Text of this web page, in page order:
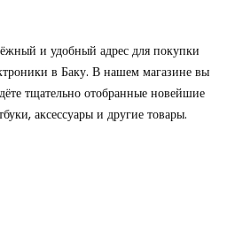
и удобный адрес для покупки
в Баку. В нашем магазине вы
тщательно отобранные новейшие
аксессуары и другие товары.